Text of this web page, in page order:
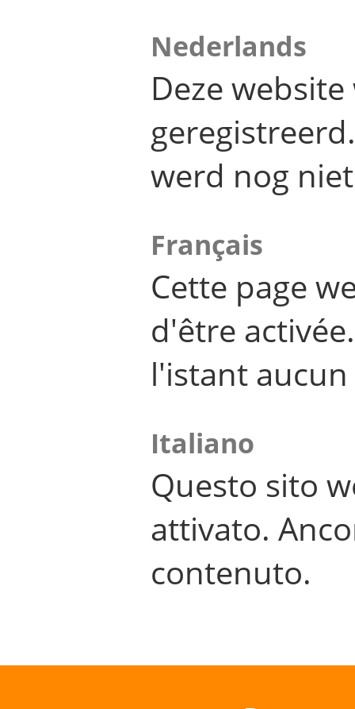
Nederlands
Deze
werd nog
Français
Cette page
d'être
l'istant
Italiano
Questo sito
attivato.
contenuto.